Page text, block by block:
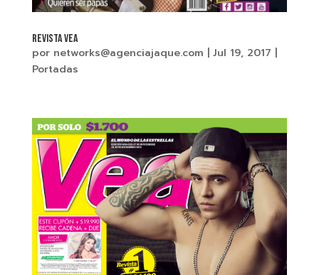
REVISTA VEA
por networks@agenciajaque.com Jul 19, 2017
Portadas